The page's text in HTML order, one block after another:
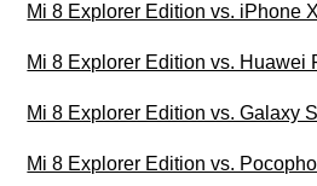
Mi 8 Explorer Edition vs. iPhone X
Mi 8 Explorer Edition vs. Huawei
Mi 8 Explorer Edition vs. Galaxy
Mi 8 Explorer Edition vs.